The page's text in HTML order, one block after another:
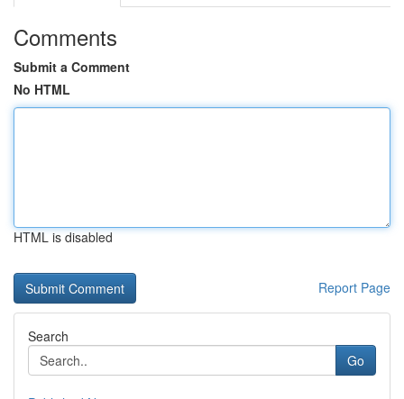
Comments
Submit a Comment
No HTML
HTML is disabled
Report Page
Search
Go